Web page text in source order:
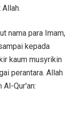
nama para Imam,
kepada
kaum musyrikin
perantara. Allah
Qur'an: